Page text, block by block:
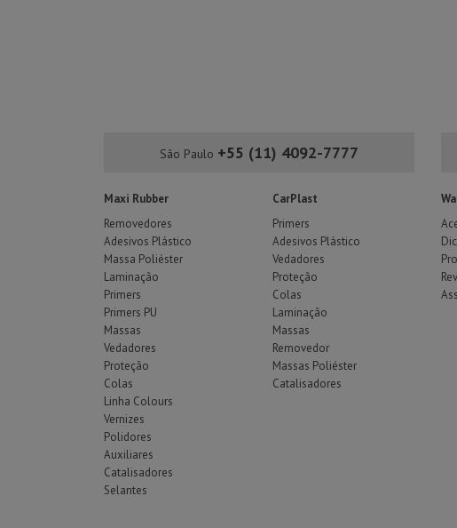
São Paulo +55 (11) 4092-7777
Maxi Rubber
Removedores
Adesivos Plástico
Massa Poliéster
Laminação
Primers
Primers PU
Massas
Vedadores
Proteção
Colas
Linha Colours
Vernizes
Polidores
Auxiliares
Catalisadores
Selantes
CarPlast
Primers
Adesivos Plástico
Vedadores
Proteção
Colas
Laminação
Massas
Removedor
Massas Poliéster
Catalisadores